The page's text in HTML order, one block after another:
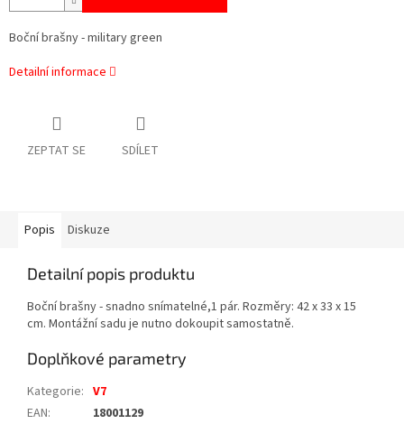
Boční brašny - military green
Detailní informace
ZEPTAT SE SDÍLET
Popis Diskuze
Detailní popis produktu
Boční brašny - snadno snímatelné,1 pár. Rozměry: 42 x 33 x 15
cm. Montážní sadu je nutno dokoupit samostatně.
Doplňkové parametry
Kategorie: V7
EAN: 18001129